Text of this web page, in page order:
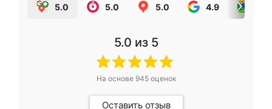
5.0 5.0 5.0 4.9
5.0 из 5
На основе 945оценок
Оставить отзыв